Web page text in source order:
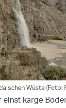
Wüste (Foto:
karge